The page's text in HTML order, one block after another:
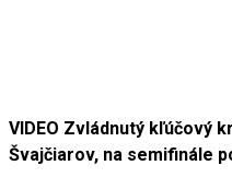
VIDEO Zvládnutý kľúčový
Švajčiarov, na semifinále